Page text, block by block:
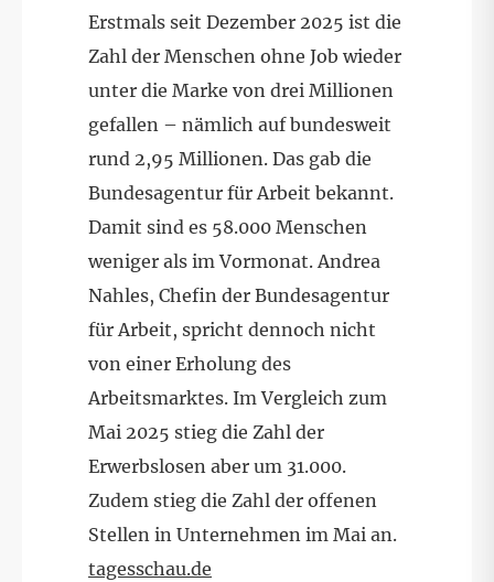
Erstmals seit Dezember 2025 ist die
Zahl der Menschen ohne Job wieder
unter die Marke von drei Millionen
gefallen – nämlich auf bundesweit
rund 2,95 Millionen. Das gab die
Bundesagentur für Arbeit bekannt.
Damit sind es 58.000 Menschen
weniger als im Vormonat. Andrea
Nahles, Chefin der Bundesagentur
für Arbeit, spricht dennoch nicht
von einer Erholung des
Arbeitsmarktes. Im Vergleich zum
Mai 2025 stieg die Zahl der
Erwerbslosen aber um 31.000.
Zudem stieg die Zahl der offenen
Stellen in Unternehmen im Mai an.
tagesschau.de